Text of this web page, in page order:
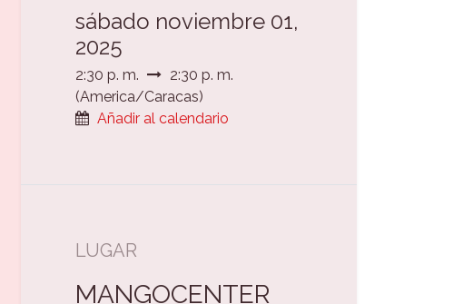
sábado noviembre 01,
2025
2:30 p. m.
2:30 p. m.
(America/Caracas)
Añadir al calendario
LUGAR
MANGOCENTER